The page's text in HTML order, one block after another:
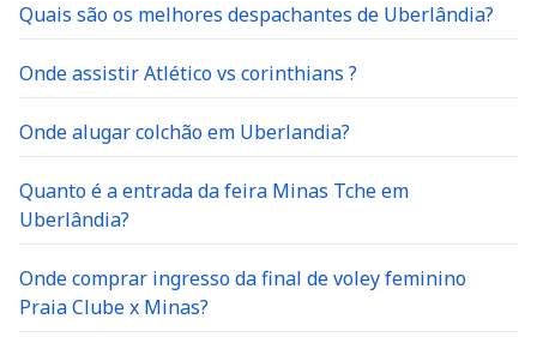
Quais são os melhores despachantes de Uberlândia?
Onde assistir Atlético vs corinthians ?
Onde alugar colchão em Uberlandia?
Quanto é a entrada da feira Minas Tche em
Uberlândia?
Onde comprar ingresso da final de voley feminino
Praia Clube x Minas?